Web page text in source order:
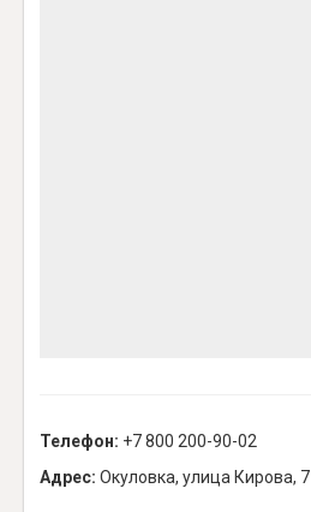
Телефон: +7 800 200-90-02
Адрес: Окуловка, улица Кирова, 7